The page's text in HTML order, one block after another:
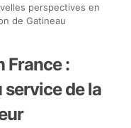
perspectives en
de Gatineau
France :
de la